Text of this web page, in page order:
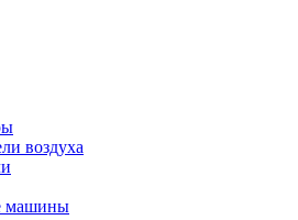
воздуха
машины